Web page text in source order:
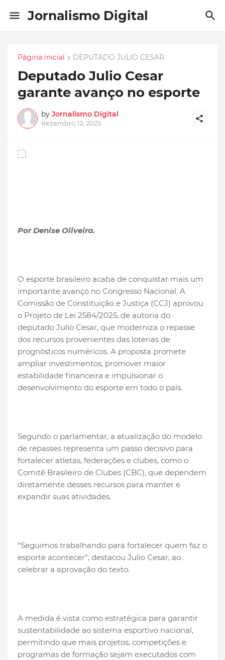
Jornalismo Digital
Página inicial DEPUTADO JULIO CESAR
Deputado Julio Cesar
garante avanço no esporte
by Jornalismo Digital
dezembro 12, 2025
Por Denise Oliveira.
O esporte brasileiro acaba de conquistar mais um
importante avanço no Congresso Nacional. A
Comissão de Constituição e Justiça (CCJ) aprovou
o Projeto de Lei 2584/2025, de autoria do
deputado Julio Cesar, que moderniza o repasse
dos recursos provenientes das loterias de
prognósticos numéricos. A proposta promete
ampliar investimentos, promover maior
estabilidade financeira e impulsionar o
desenvolvimento do esporte em todo o país.
Segundo o parlamentar, a atualização do modelo
de repasses representa um passo decisivo para
fortalecer atletas, federações e clubes, como o
Comitê Brasileiro de Clubes (CBC), que dependem
diretamente desses recursos para manter e
expandir suas atividades.
“Seguimos trabalhando para fortalecer quem faz o
esporte acontecer”, destacou Julio Cesar, ao
celebrar a aprovação do texto.
A medida é vista como estratégica para garantir
sustentabilidade ao sistema esportivo nacional,
permitindo que mais projetos, competições e
programas de formação sejam executados com